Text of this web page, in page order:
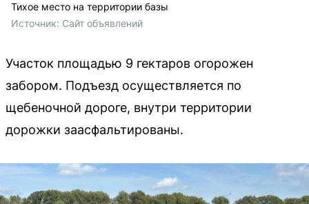
Тихое место на территории базы
Источник: Сайт объявлений
Участок площадью 9 гектаров огорожен
забором. Подъезд осуществляется по
щебеночной дороге, внутри территории
дорожки заасфальтированы.